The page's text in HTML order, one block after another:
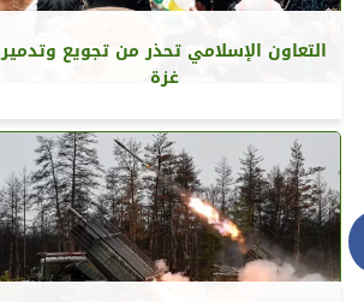
التعاون الإسلامي تحذر من تجويع وتدمير
غزة